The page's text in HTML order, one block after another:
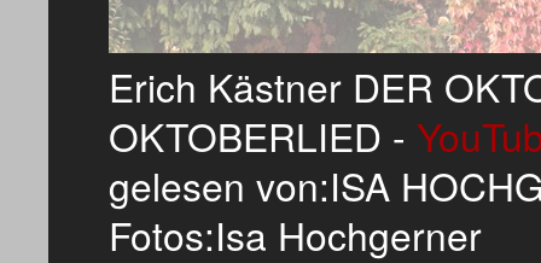
Erich Kästner DER
OKTOBERLIED -
gelesen von:ISA
Fotos:Isa Hochgerner